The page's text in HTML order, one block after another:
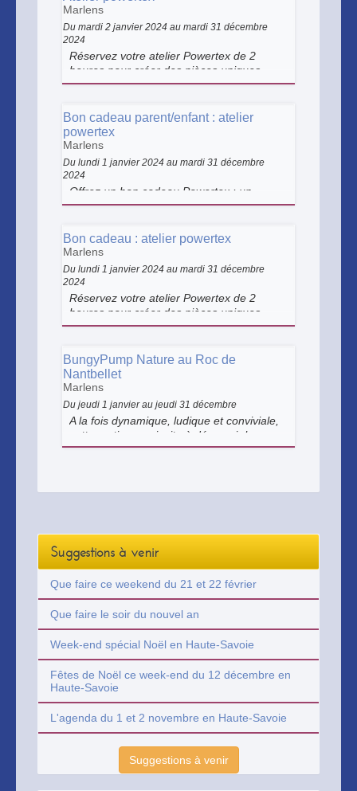
Marlens
Du mardi 2 janvier 2024 au mardi 31 décembre
2024
Réservez votre atelier Powertex de 2
heures pour créer des pièces uniques.
L'atelier de sculpture "Les curiosités d'Isa"
explorer son univers créatif.
Bon cadeau parent/enfant : atelier
powertex
Marlens
Du lundi 1 janvier 2024 au mardi 31 décembre
2024
Offrez un bon cadeau Powertex : un
atelier créatif pour modeler et donner vie à
Accompagnement personnalisé, ambiance
conviviale et souvenir artistique unique à
partager.
Bon cadeau : atelier powertex
Marlens
Du lundi 1 janvier 2024 au mardi 31 décembre
2024
Réservez votre atelier Powertex de 2
heures pour créer des pièces uniques.
L'atelier de sculpture "Les curiosités d'Isa"
explorer son univers créatif.
BungyPump Nature au Roc de
Nantbellet
Marlens
Du jeudi 1 janvier au jeudi 31 décembre
A la fois dynamique, ludique et conviviale,
cette sortie vous invite à découvrir les
Sources du lac d’Annecy autrement, dans
marche avec bâtons dynamiques et
Suggestions à venir
Que faire ce weekend du 21 et 22 février
Que faire le soir du nouvel an
Week-end spécial Noël en Haute-Savoie
Fêtes de Noël ce week-end du 12 décembre en
Haute-Savoie
L'agenda du 1 et 2 novembre en Haute-Savoie
Suggestions à venir